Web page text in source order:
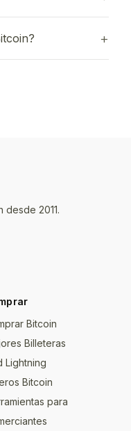
desde 2011.
Bitcoin
Billeteras
Lightning
Bitcoin
para